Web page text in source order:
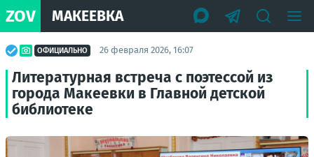
ZOV МАКЕЕВКА
ОФИЦИАЛЬНО 26 февраля 2026, 16:07
Литературная встреча с поэтессой из
города Макеевки в Главной детской
библиотеке